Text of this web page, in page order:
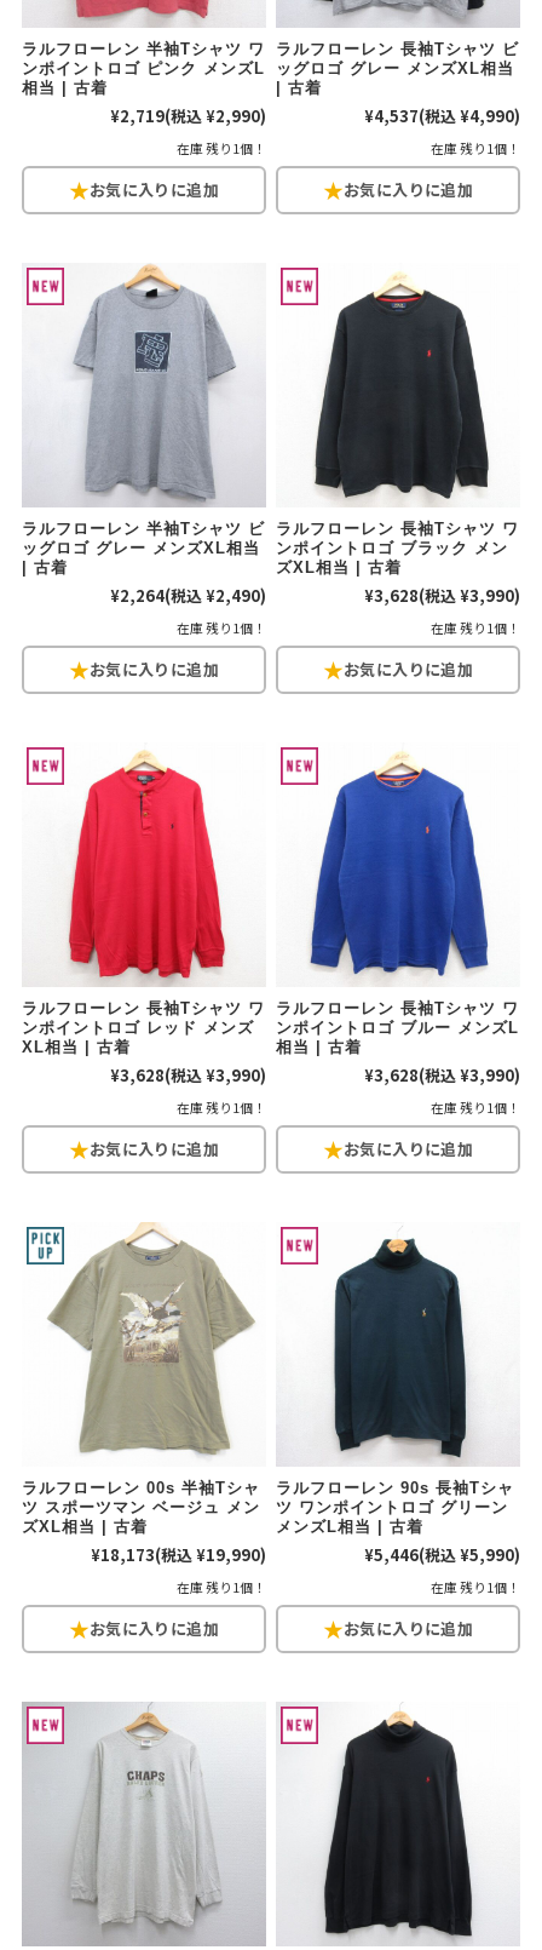
スウェット XS L XL
長袖シャツ XS S M L XL
半袖シャツ XS S L XL
Tシャツ XS S M L XL
パンツ W35,W36
W37以上
Search by Maniac マニアックから探す
バンド
Tシャツ
アニメ
Tシャツ
映画
Tシャツ
すべてのマニアックを見る
Search by Period年代から探す
90年代 70年代
60年代 40年代
すべての年代を見る
週刊ラッシュアウト新聞
古着コラム
メディア・イベント情報
Youtube 古着屋Rush Out チャンネル
スタッフコーディネート
お客様の声
レビュー1万件突破
お気に入りリスト
会員登録
メルマガ登録
会社概要
古着卸売
特定商取引法に基づく表示
プライバシーポリシー
ラルフローレン 半袖Tシャツ ワ
ンポイントロゴ ピンク メンズL
相当 | 古着
¥2,719(税込 ¥2,990)
在庫 残り1個！
ラルフローレン 長袖Tシャツ ビ
ッグロゴ グレー メンズXL相当
| 古着
¥4,537(税込 ¥4,990)
在庫 残り1個！
ラルフローレン 半袖Tシャツ ビ
ッグロゴ グレー メンズXL相当
| 古着
¥2,264(税込 ¥2,490)
在庫 残り1個！
ラルフローレン 長袖Tシャツ ワ
ンポイントロゴ ブラック メン
ズXL相当 | 古着
¥3,628(税込 ¥3,990)
在庫 残り1個！
ラルフローレン 長袖Tシャツ ワ
ンポイントロゴ レッド メンズ
XL相当 | 古着
¥3,628(税込 ¥3,990)
在庫 残り1個！
ラルフローレン 長袖Tシャツ ワ
ンポイントロゴ ブルー メンズL
相当 | 古着
¥3,628(税込 ¥3,990)
在庫 残り1個！
ラルフローレン 00s 半袖Tシャ
ツ スポーツマン ベージュ メン
ズXL相当 | 古着
¥18,173(税込 ¥19,990)
在庫 残り1個！
ラルフローレン 90s 長袖Tシャ
ツ ワンポイントロゴ グリーン
メンズL相当 | 古着
¥5,446(税込 ¥5,990)
在庫 残り1個！